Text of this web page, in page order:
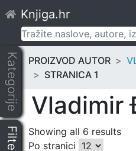
to
content
Knjiga.hr
Pretraži:
Kategorije
Filteri
PROIZVOD AUTOR
STRANICA 1
Vladimir
Showing all 6 results
Po stranici